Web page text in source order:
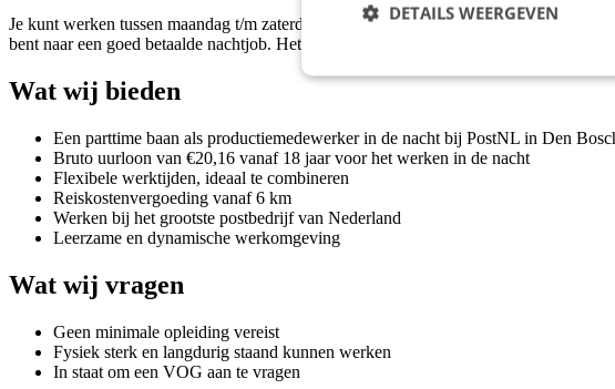
Je kunt werken tussen maandag t/m zaterdag, meestal tussen 00:00 en 06:30 uur.
bent naar een goed betaalde nachtjob. Het adres van deze locatie is De Steenbok 2 in
Wat wij bieden
Een parttime baan als productiemedewerker in de nacht bij PostNL in Den
Bruto uurloon van €20,16 vanaf 18 jaar voor het werken in de nacht
Flexibele werktijden, ideaal te combineren
Reiskostenvergoeding vanaf 6 km
Werken bij het grootste postbedrijf van Nederland
Leerzame en dynamische werkomgeving
Wat wij vragen
Geen minimale opleiding vereist
Fysiek sterk en langdurig staand kunnen werken
In staat om een VOG aan te vragen
DETAILS WEERGEVEN